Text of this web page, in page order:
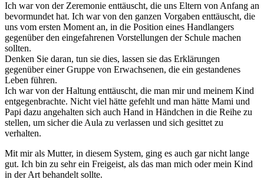
Ich war von der Zeremonie enttäuscht, die uns Eltern von Anfang an
bevormundet hat. Ich war von den ganzen Vorgaben enttäuscht, die
uns vom ersten Moment an, in die Position eines Handlangers
gegenüber den eingefahrenen Vorstellungen der Schule machen
sollten.
Denken Sie daran, tun sie dies, lassen sie das Erklärungen
gegenüber einer Gruppe von Erwachsenen, die ein gestandenes
Leben führen.
Ich war von der Haltung enttäuscht, die man mir und meinem Kind
entgegenbrachte. Nicht viel hätte gefehlt und man hätte Mami und
Papi dazu angehalten sich auch Hand in Händchen in die Reihe zu
stellen, um sicher die Aula zu verlassen und sich gesittet zu
verhalten.
Mit mir als Mutter, in diesem System, ging es auch gar nicht lange
gut. Ich bin zu sehr ein Freigeist, als das man mich oder mein Kind
in der Art behandelt sollte.